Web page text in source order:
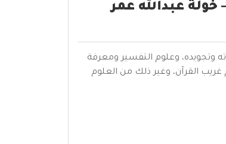
عبدالله عمر
وتجويده، وعلوم التفسير ومعرفة
غريب القرآن، وغير ذلك من العلوم